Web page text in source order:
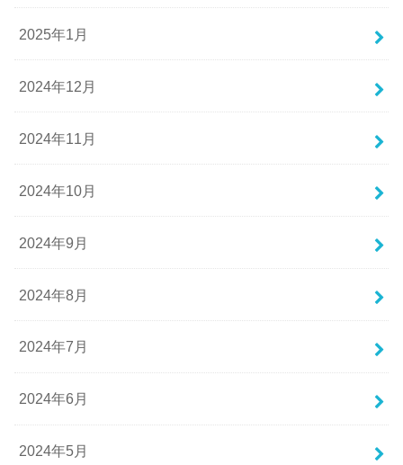
2025年1月
2024年12月
2024年11月
2024年10月
2024年9月
2024年8月
2024年7月
2024年6月
2024年5月